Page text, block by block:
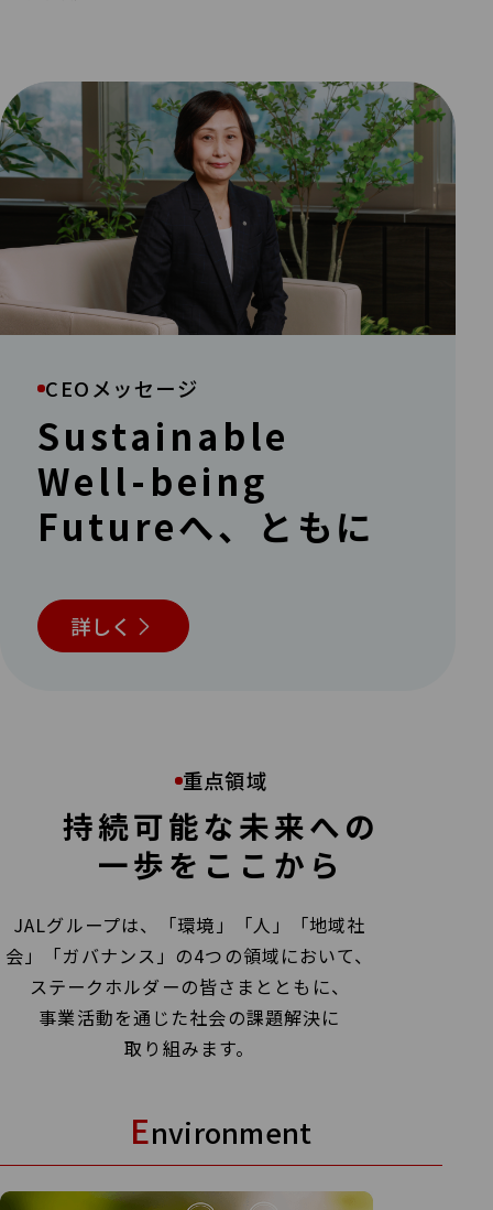
CEOメッセージ
Sustainable
Well-being
Futureへ、ともに
詳しく
重点領域
持続可能な未来への
一歩をここから
JALグループは、「環境」「人」「地域社
会」「ガバナンス」の4つの領域において、
ステークホルダーの皆さまとともに、
事業活動を通じた社会の課題解決に
取り組みます。
Environment